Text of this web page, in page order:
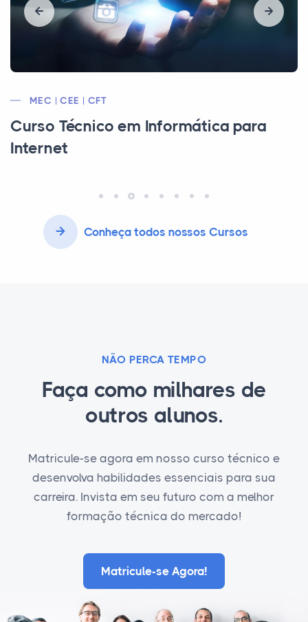
MTE* | CEE | MEC
Curso Técnico em Serviços Jurídicos
Conheça todos nossos Cursos
NÃO PERCA TEMPO
Faça como milhares de
outros alunos.
Matricule-se agora em nosso curso técnico e
desenvolva habilidades essenciais para sua
carreira. Invista em seu futuro com a melhor
formação técnica do mercado!
Matricule-se Agora!